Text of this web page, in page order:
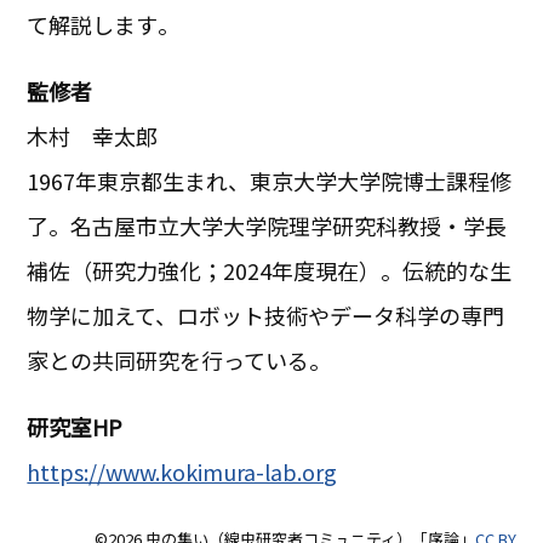
て解説します｡
監修者
木村 幸太郎
1967年東京都生まれ、東京大学大学院博士課程修
了。名古屋市立大学大学院理学研究科教授・学長
補佐（研究力強化；2024年度現在）。伝統的な生
物学に加えて、ロボット技術やデータ科学の専門
家との共同研究を行っている｡
研究室HP
https://www.kokimura-lab.org